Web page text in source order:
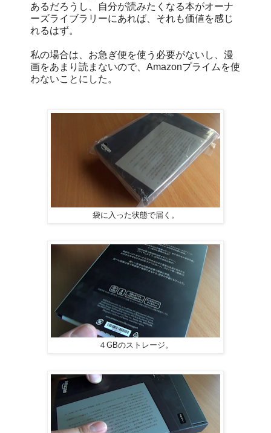
あるだろうし、自分が読みたくなる本がオーナ
ーズライブラリーにあれば、それも価値を感じ
れるはず。
私の場合は、お急ぎ便を使う必要がないし、漫
画をあまり読まないので、Amazonプライムを使
わないことにした。
袋に入った状態で届く。
４GBのストレージ。